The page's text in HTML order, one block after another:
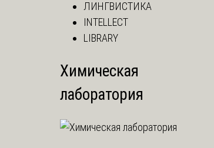
ЛИНГВИСТИКА
INTELLECT
LIBRARY
Химическая
лаборатория